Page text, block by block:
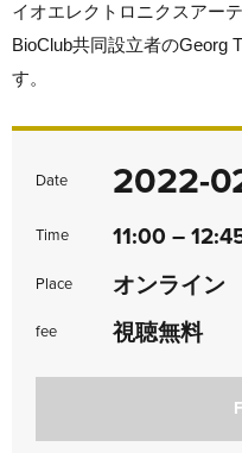
イオエレクトロニクスアー
BioClub共同設立者のGeorg
す。
Date 2022-
Time 11:00 –
Place オンライン
fee 視聴無料